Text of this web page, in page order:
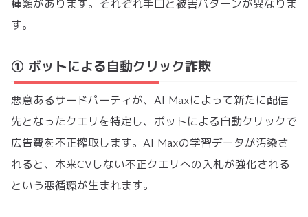
種類があります。それぞれ手口と被害パターンが異なりま
す。
① ボットによる自動クリック詐欺
悪意あるサードパーティが、AI Maxによって新たに配信
先となったクエリを特定し、ボットによる自動クリックで
広告費を不正搾取します。AI Maxの学習データが汚染さ
れると、本来CVしない不正クエリへの入札が強化される
という悪循環が生まれます。